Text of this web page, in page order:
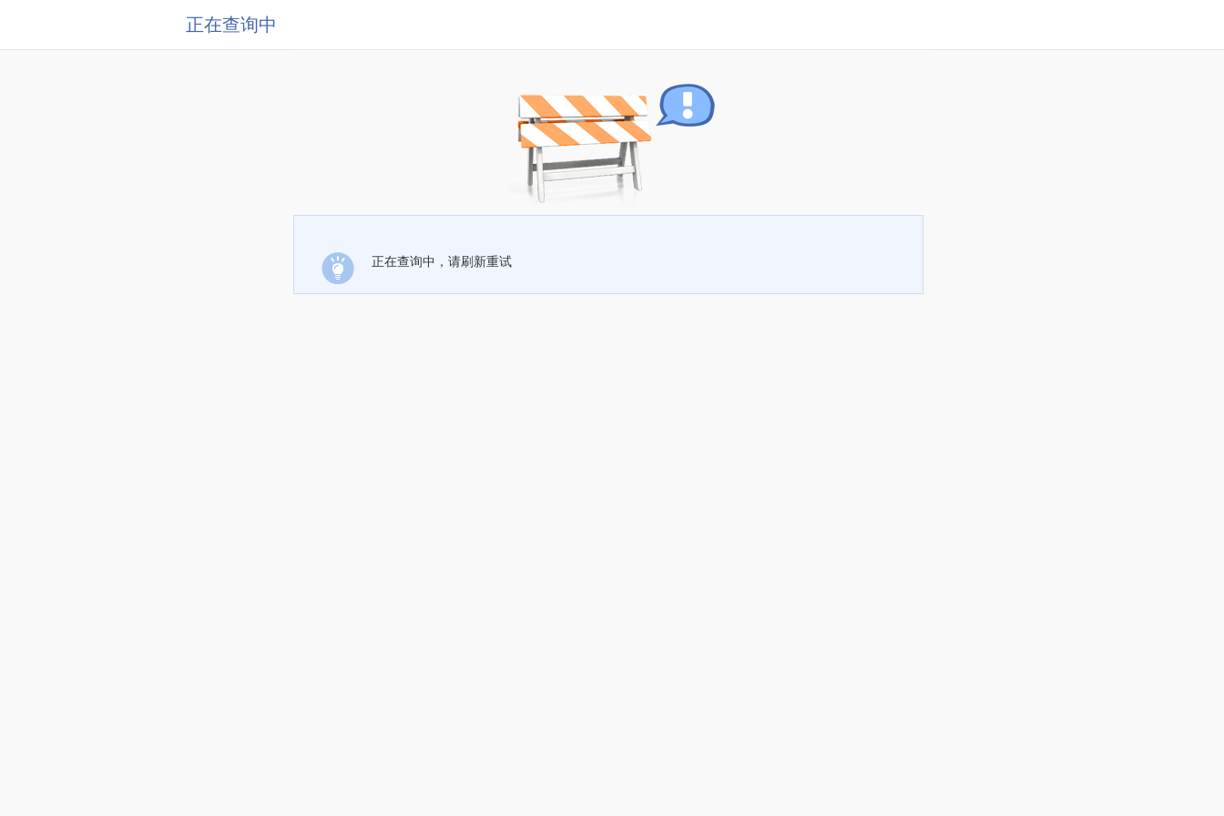
正在查询中
正在查询中，请刷新重试